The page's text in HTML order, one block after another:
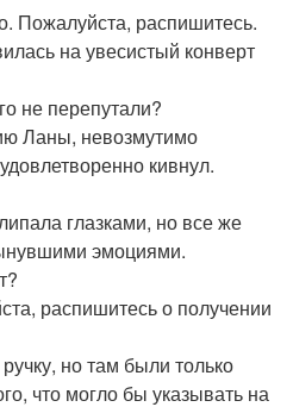
Пожалуйста, распишитесь.
на увесистый конверт
не перепутали?
Ланы, невозмутимо
кивнул.
глазками, но все же
эмоциями.
распишитесь о получении
но там были только
что могло бы указывать на